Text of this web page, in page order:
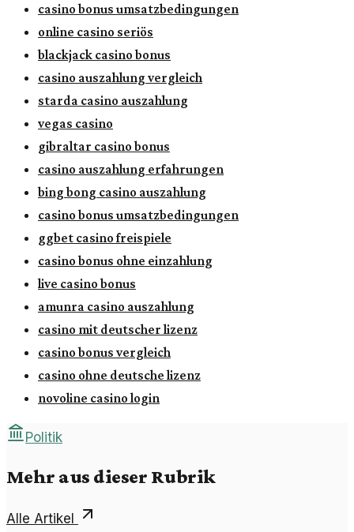
casino bonus umsatzbedingungen
online casino seriös
blackjack casino bonus
casino auszahlung vergleich
starda casino auszahlung
vegas casino
gibraltar casino bonus
casino auszahlung erfahrungen
bing bong casino auszahlung
casino bonus umsatzbedingungen
ggbet casino freispiele
casino bonus ohne einzahlung
live casino bonus
amunra casino auszahlung
casino mit deutscher lizenz
casino bonus vergleich
casino ohne deutsche lizenz
novoline casino login
Politik
Mehr aus dieser Rubrik
Alle Artikel